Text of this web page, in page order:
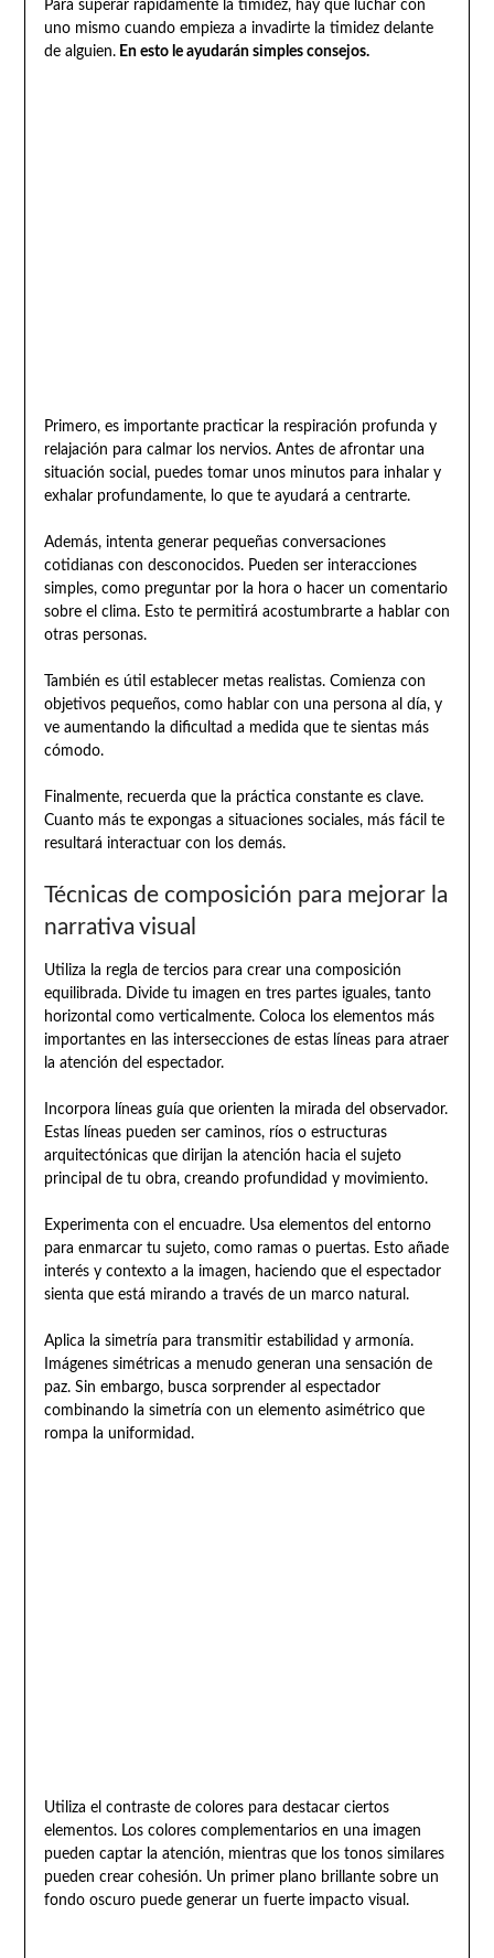
Para superar rápidamente la timidez, hay que luchar con
uno mismo cuando empieza a invadirte la timidez delante
de alguien.En esto le ayudarán simples consejos.
Primero, es importante practicar la respiración profunda y
relajación para calmar los nervios. Antes de afrontar una
situación social, puedes tomar unos minutos para inhalar y
exhalar profundamente, lo que te ayudará a centrarte.
Además, intenta generar pequeñas conversaciones
cotidianas con desconocidos. Pueden ser interacciones
simples, como preguntar por la hora o hacer un comentario
sobre el clima. Esto te permitirá acostumbrarte a hablar con
otras personas.
También es útil establecer metas realistas. Comienza con
objetivos pequeños, como hablar con una persona al día, y
ve aumentando la dificultad a medida que te sientas más
cómodo.
Finalmente, recuerda que la práctica constante es clave.
Cuanto más te expongas a situaciones sociales, más fácil te
resultará interactuar con los demás.
Técnicas de composición para mejorar la
narrativa visual
Utiliza la regla de tercios para crear una composición
equilibrada. Divide tu imagen en tres partes iguales, tanto
horizontal como verticalmente. Coloca los elementos más
importantes en las intersecciones de estas líneas para atraer
la atención del espectador.
Incorpora líneas guía que orienten la mirada del observador.
Estas líneas pueden ser caminos, ríos o estructuras
arquitectónicas que dirijan la atención hacia el sujeto
principal de tu obra, creando profundidad y movimiento.
Experimenta con el encuadre. Usa elementos del entorno
para enmarcar tu sujeto, como ramas o puertas. Esto añade
interés y contexto a la imagen, haciendo que el espectador
sienta que está mirando a través de un marco natural.
Aplica la simetría para transmitir estabilidad y armonía.
Imágenes simétricas a menudo generan una sensación de
paz. Sin embargo, busca sorprender al espectador
combinando la simetría con un elemento asimétrico que
rompa la uniformidad.
Utiliza el contraste de colores para destacar ciertos
elementos. Los colores complementarios en una imagen
pueden captar la atención, mientras que los tonos similares
pueden crear cohesión. Un primer plano brillante sobre un
fondo oscuro puede generar un fuerte impacto visual.